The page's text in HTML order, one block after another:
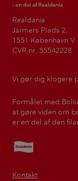
Realdania
Jarmers Plads 2,
1551 København V
CVR-nr. 55542228
Vi gør dig klogere
Formålet med
at gøre viden om
er en del af den
Realdania
Kontakt